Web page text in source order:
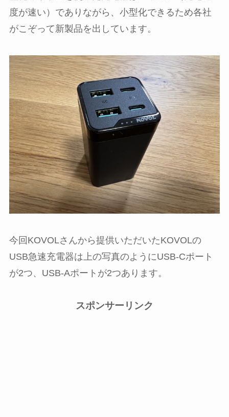
度が速い）でありながら、小型化できるため各社
がこぞって新製品を出しています。
今回KOVOLさんから提供いただいたKOVOLの
USB急速充電器は上の写真のようにUSB-Cポート
が2つ、USB-Aポートが2つあります。
スポンサーリンク